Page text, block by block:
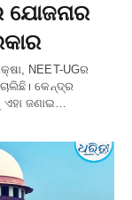
ଯୋଜନାର
NEET-UGର
କେନ୍ଦ୍ର
ଜଣାଇ…